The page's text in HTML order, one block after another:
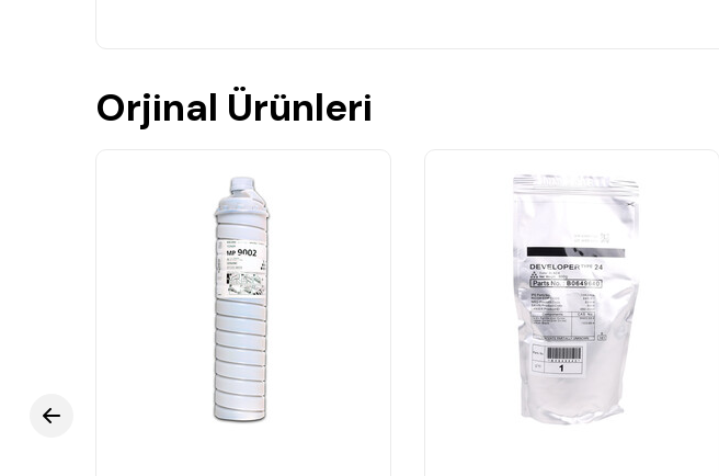
Ricoh Aficio SP Serisi Uyumlu Makine Modelleri;
Ricoh Aficio SP-9100 Muadil Toner, Ricoh Aficio SP-9100dn Muadil Toner,
Ricoh Aficio AP-900 Muadil Toner,
Orjinal Ürünleri